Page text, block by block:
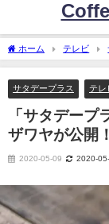
ホーム テレビ
り方！ユザワヤが公開！
サタデープラス テレ
「サタデープ
ザワヤが公開！
2020-05-09 2020-